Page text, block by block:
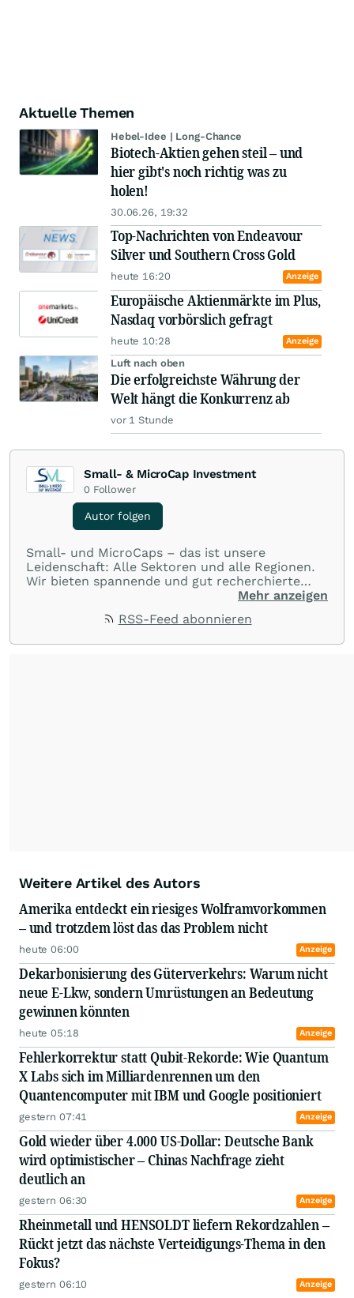
Aktuelle Themen
Hebel-Idee | Long-Chance
Biotech-Aktien gehen steil – und
hier gibt's noch richtig was zu
holen!
30.06.26, 19:32
Top-Nachrichten von Endeavour
Silver und Southern Cross Gold
heute 16:20 Anzeige
Europäische Aktienmärkte im Plus,
Nasdaq vorbörslich gefragt
heute 10:28 Anzeige
Luft nach oben
Die erfolgreichste Währung der
Welt hängt die Konkurrenz ab
vor 1 Stunde
Small- & MicroCap Investment
0 Follower
Autor folgen
Small- und MicroCaps – das ist unsere
Leidenschaft: Alle Sektoren und alle Regionen.
Wir bieten spannende und gut recherchierte
Einblicke in branchen- und marktbezogene
umfangreiche Erfahrungen in der Branche und
Mehr anzeigen
RSS-Feed abonnieren
Weitere Artikel des Autors
Amerika entdeckt ein riesiges Wolframvorkommen
– und trotzdem löst das das Problem nicht
heute 06:00 Anzeige
Dekarbonisierung des Güterverkehrs: Warum nicht
neue E-Lkw, sondern Umrüstungen an Bedeutung
gewinnen könnten
heute 05:18 Anzeige
Fehlerkorrektur statt Qubit-Rekorde: Wie Quantum
X Labs sich im Milliardenrennen um den
Quantencomputer mit IBM und Google positioniert
gestern 07:41 Anzeige
Gold wieder über 4.000 US-Dollar: Deutsche Bank
wird optimistischer – Chinas Nachfrage zieht
deutlich an
gestern 06:30 Anzeige
Rheinmetall und HENSOLDT liefern Rekordzahlen –
Rückt jetzt das nächste Verteidigungs-Thema in den
Fokus?
gestern 06:10 Anzeige